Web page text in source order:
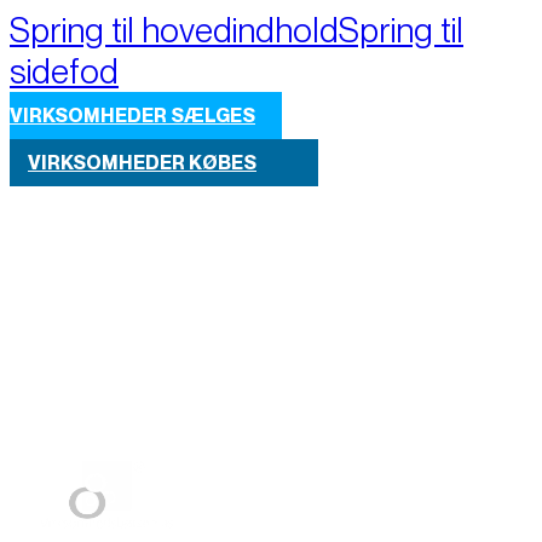
Spring til hovedindholdSpring til
sidefod
VIRKSOMHEDER SÆLGES
VIRKSOMHEDER KØBES